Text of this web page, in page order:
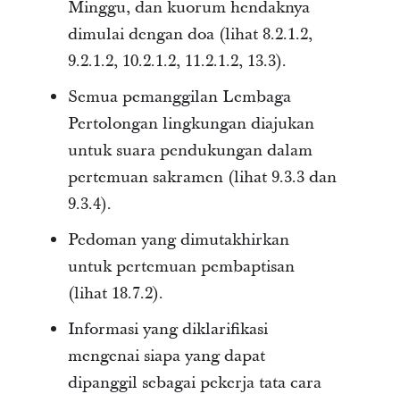
Minggu, dan kuorum hendaknya
dimulai dengan doa (lihat 8.2.1.2,
9.2.1.2, 10.2.1.2, 11.2.1.2, 13.3).
Semua pemanggilan Lembaga
Pertolongan lingkungan diajukan
untuk suara pendukungan dalam
pertemuan sakramen (lihat 9.3.3 dan
9.3.4).
Pedoman yang dimutakhirkan
untuk pertemuan pembaptisan
(lihat 18.7.2).
Informasi yang diklarifikasi
mengenai siapa yang dapat
dipanggil sebagai pekerja tata cara